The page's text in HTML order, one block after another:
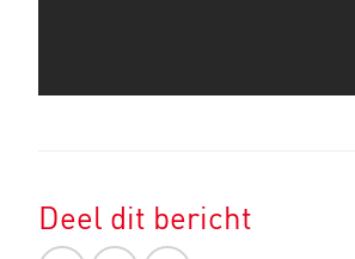
Deel dit bericht